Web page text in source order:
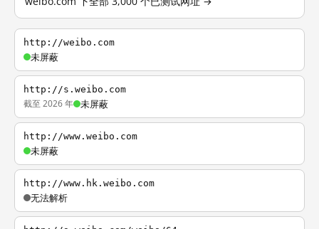
http://weibo.com
未屏蔽
http://s.weibo.com
截至 2026 年 未屏蔽
http://www.weibo.com
未屏蔽
http://www.hk.weibo.com
无法解析